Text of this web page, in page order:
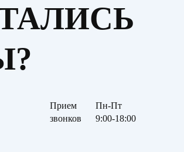
Прием
звонков
Пн-Пт
9:00-18:00